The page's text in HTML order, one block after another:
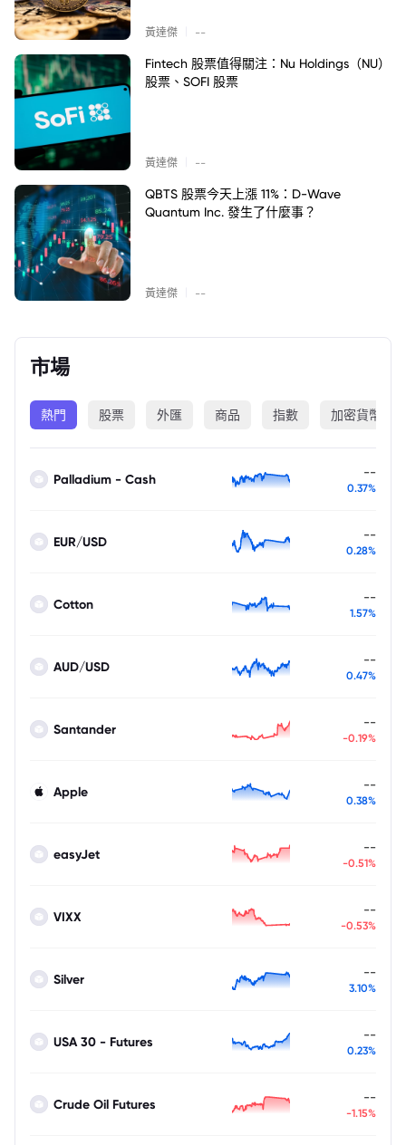
黃達傑 --
Fintech 股票值得關注：Nu Holdings（NU）
股票、SOFI 股票
黃達傑 --
QBTS 股票今天上漲 11%：D-Wave
Quantum Inc. 發生了什麼事？
黃達傑 --
市場
熱門 股票 外匯 商品 指數 加密貨幣
Palladium - Cash --
0.37%
EUR/USD --
0.28%
Cotton --
1.57%
AUD/USD --
0.47%
Santander --
-0.19%
Apple --
0.38%
easyJet --
-0.51%
VIXX --
-0.53%
Silver --
3.10%
USA 30 - Futures --
0.23%
Crude Oil Futures --
-1.15%